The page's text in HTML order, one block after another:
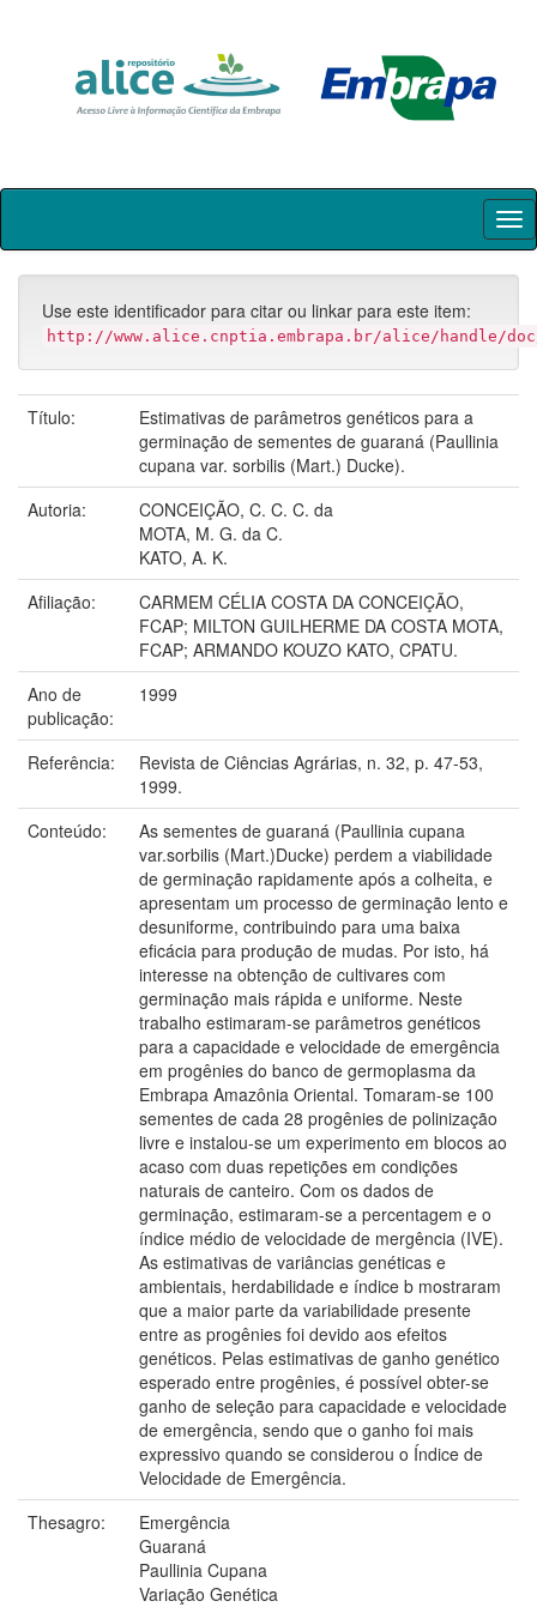
Skip
Use este identificador para citar ou linkar para este item:
http://www.alice.cnptia.embrapa.br/alice/handle/
Título:
Estimativas de parâmetros genéticos para a
germinação de sementes de guaraná (Paullinia
cupana var. sorbilis (Mart.) Ducke).
Autoria:
CONCEIÇÃO, C. C. C. da
MOTA, M. G. da C.
KATO, A. K.
Afiliação:
CARMEM CÉLIA COSTA DA CONCEIÇÃO,
FCAP; MILTON GUILHERME DA COSTA MOTA,
FCAP; ARMANDO KOUZO KATO, CPATU.
Ano de
publicação:
1999
Referência:
Revista de Ciências Agrárias, n. 32, p. 47-53,
1999.
Conteúdo:
As sementes de guaraná (Paullinia cupana
var.sorbilis (Mart.)Ducke) perdem a viabilidade
de germinação rapidamente após a colheita, e
apresentam um processo de germinação lento e
desuniforme, contribuindo para uma baixa
eficácia para produção de mudas. Por isto, há
interesse na obtenção de cultivares com
germinação mais rápida e uniforme. Neste
trabalho estimaram-se parâmetros genéticos
para a capacidade e velocidade de emergência
em progênies do banco de germoplasma da
Embrapa Amazônia Oriental. Tomaram-se 100
sementes de cada 28 progênies de polinização
livre e instalou-se um experimento em blocos ao
acaso com duas repetições em condições
naturais de canteiro. Com os dados de
germinação, estimaram-se a percentagem e o
índice médio de velocidade de mergência (IVE).
As estimativas de variâncias genéticas e
ambientais, herdabilidade e índice b mostraram
que a maior parte da variabilidade presente
entre as progênies foi devido aos efeitos
genéticos. Pelas estimativas de ganho genético
esperado entre progênies, é possível obter-se
ganho de seleção para capacidade e velocidade
de emergência, sendo que o ganho foi mais
expressivo quando se considerou o Índice de
Velocidade de Emergência.
Thesagro:
Emergência
Guaraná
Paullinia Cupana
Variação Genética